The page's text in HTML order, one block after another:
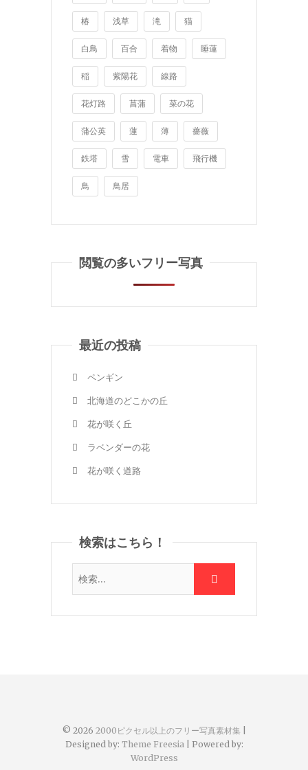
椿 浅草 滝 猫
白鳥 百合 着物 睡蓮
稲 紫陽花 線路
花灯路 菖蒲 菜の花
蒲公英 蓮 薄 薔薇
鉄塔 雪 電車 飛行機
鳥 鳥居
閲覧の多いフリー写真
最近の投稿
ペンギン
北海道のどこかの丘
花が咲く丘
ラベンダーの花
花が咲く道路
検索はこちら！
© 2026 2000ピクセル以上のフリー写真素材集
Designed by: Theme Freesia| Powered by:
WordPress